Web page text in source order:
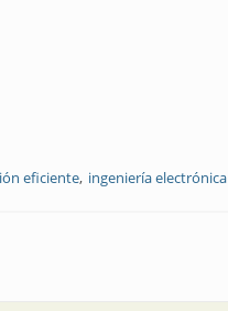
eficiente ingeniería electrónica
con industria local